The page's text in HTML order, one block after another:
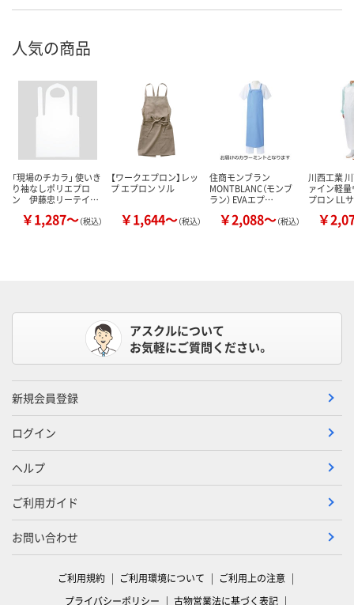
人気の商品
「現場のチカラ」 使いき
り袖なしポリエプロ
ン 伊藤忠リーテイ…
￥1,287～（税込）
【ワークエプロン】レッ
プ エプロン ソル
￥1,644～（税込）
住商モンブラン
MONTBLANC（モンブ
ラン） EVAエプ…
￥2,088～（税込）
川西工業
ァイン軽
プロン LL
￥
アスクルについて
お気軽にご質問ください。
新規会員登録
ログイン
ヘルプ
ご利用ガイド
お問い合わせ
ご利用規約 ご利用環境について
ご利用上の注意
プライバシーポリシー
古物営業法に基づく表記